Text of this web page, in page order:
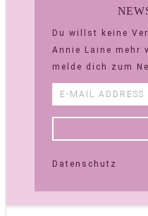
Du willst keine
Annie Laine mehr
melde dich zum
Datenschutz